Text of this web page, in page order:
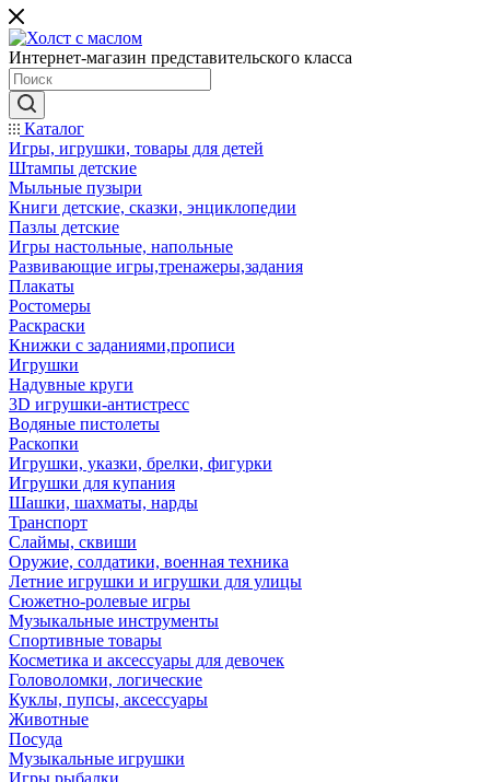
Интернет-магазин представительского класса
Каталог
Игры, игрушки, товары для детей
Штампы детские
Мыльные пузыри
Книги детские, сказки, энциклопедии
Пазлы детские
Игры настольные, напольные
Развивающие игры,тренажеры,задания
Плакаты
Ростомеры
Раскраски
Книжки с заданиями,прописи
Игрушки
Надувные круги
3D игрушки-антистресс
Водяные пистолеты
Раскопки
Игрушки, указки, брелки, фигурки
Игрушки для купания
Шашки, шахматы, нарды
Транспорт
Слаймы, сквиши
Оружие, солдатики, военная техника
Летние игрушки и игрушки для улицы
Сюжетно-ролевые игры
Музыкальные инструменты
Спортивные товары
Косметика и аксессуары для девочек
Головоломки, логические
Куклы, пупсы, аксессуары
Животные
Посуда
Музыкальные игрушки
Игры рыбалки